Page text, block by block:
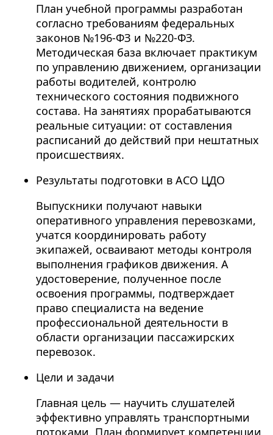
План учебной программы разработан
согласно требованиям федеральных
законов №196-ФЗ и №220-ФЗ.
Методическая база включает практикум
по управлению движением, организации
работы водителей, контролю
технического состояния подвижного
состава. На занятиях прорабатываются
реальные ситуации: от составления
расписаний до действий при нештатных
происшествиях.
Результаты подготовки в АСО ЦДО
Выпускники получают навыки
оперативного управления перевозками,
учатся координировать работу
экипажей, осваивают методы контроля
выполнения графиков движения. А
удостоверение, полученное после
освоения программы, подтверждает
право специалиста на ведение
профессиональной деятельности в
области организации пассажирских
перевозок.
Цели и задачи
Главная цель — научить слушателей
эффективно управлять транспортными
потоками. План формирует компетенции